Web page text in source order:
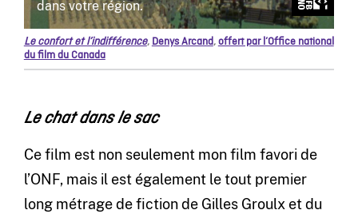
Le confort et l’indifférence, Denys Arcand,offert par l’Office national
du film du Canada
Le chat dans le sac
Ce film est non seulement mon film favori de
l’ONF, mais il est également le tout premier
long métrage de fiction de Gilles Groulx et du